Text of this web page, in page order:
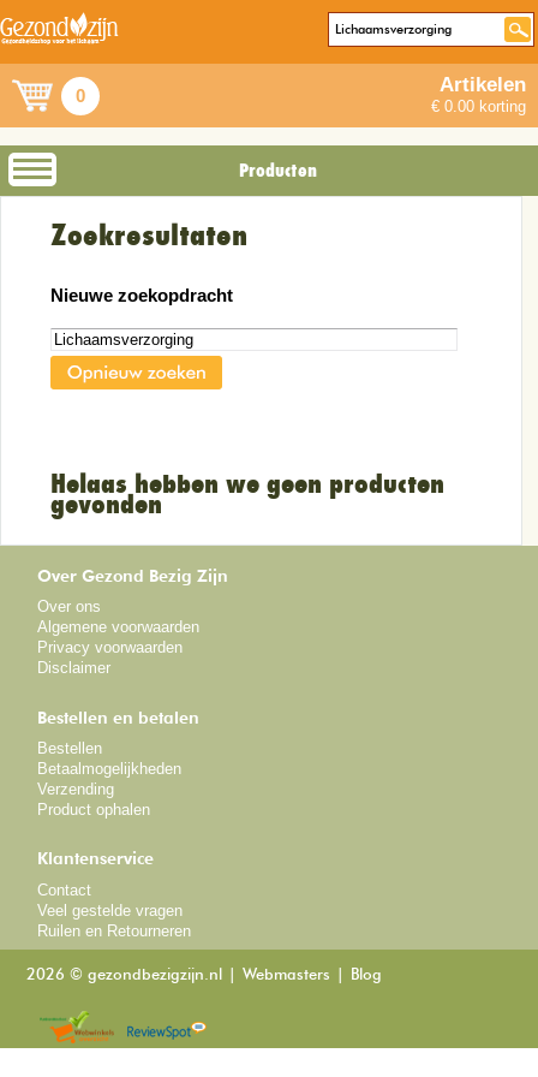
0 Artikelen
€ 0.00 korting
Producten
Zoekresultaten
Nieuwe zoekopdracht
Helaas hebben we geen producten
gevonden
Over Gezond Bezig Zijn
Over ons
Algemene voorwaarden
Privacy voorwaarden
Disclaimer
Bestellen en betalen
Bestellen
Betaalmogelijkheden
Verzending
Product ophalen
Klantenservice
Contact
Veel gestelde vragen
Ruilen en Retourneren
2026 © gezondbezigzijn.nl Webmasters Blog